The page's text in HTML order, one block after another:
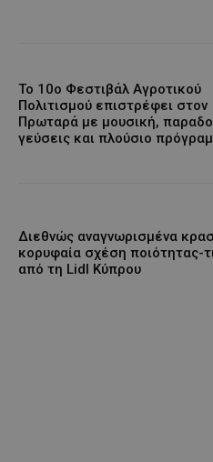
Το 10ο Φεστιβάλ Αγροτικού
Πολιτισμού επιστρέφει στον
Πρωταρά με μουσική,
γεύσεις και πλούσιο
Διεθνώς αναγνωρισμένα
κορυφαία σχέση ποιότητας-
από τη Lidl Κύπρου